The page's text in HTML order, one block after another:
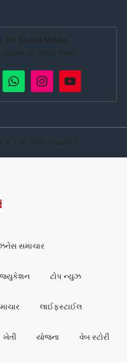
On Social Media
On Social Media
• All rights reserved
સમાચાર
ટોપ ન્યુઝ
લાઈફસ્ટાઈલ
ખેતી યોજના વેબ સ્ટોરી